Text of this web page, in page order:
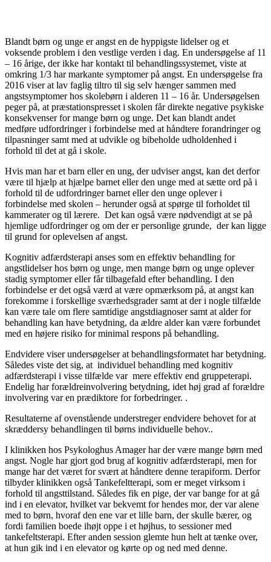
Blandt børn og unge er angst en de hyppigste lidelser og et
voksende problem i den vestlige verden i dag. En undersøgelse af 11
– 16 årige, der ikke har kontakt til behandlingssystemet, viste at
omkring 1/3 har markante symptomer på angst. En undersøgelse fra
2016 viser at lav faglig tiltro til sig selv hænger sammen med
angstsymptomer hos skolebørn i alderen 11 – 16 år. Undersøgelsen
peger på, at præstationspresset i skolen får direkte negative psykiske
konsekvenser for mange børn og unge. Det kan blandt andet
medføre udfordringer i forbindelse med at håndtere forandringer og
tilpasninger samt med at udvikle og bibeholde udholdenhed i
forhold til det at gå i skole.
Hvis man har et barn eller en ung, der udviser angst, kan det derfor
være til hjælp at hjælpe barnet eller den unge med at sætte ord på i
forhold til de udfordringer barnet eller den unge oplever i
forbindelse med skolen – herunder også at spørge til forholdet til
kammerater og til lærere. Det kan også være nødvendigt at se på
hjemlige udfordringer og om der er personlige grunde, der kan ligge
til grund for oplevelsen af angst.
Kognitiv adfærdsterapi anses som en effektiv behandling for
angstlidelser hos børn og unge, men mange børn og unge oplever
stadig symptomer eller får tilbagefald efter behandling. I den
forbindelse er det også værd at være opmærksom på, at angst kan
forekomme i forskellige sværhedsgrader samt at der i nogle tilfælde
kan være tale om flere samtidige angstdiagnoser samt at alder for
behandling kan have betydning, da ældre alder kan være forbundet
med en højere risiko for minimal respons på behandling.
Endvidere viser undersøgelser at behandlingsformatet har betydning.
Således viste det sig, at individuel behandling med kognitiv
adfærdsterapi i visse tilfælde var mere effektiv end gruppeterapi.
Endelig har forældreinvolvering betydning, idet høj grad af forældre
involvering var en prædiktore for forbedringer. .
Resultaterne af ovenstående understreger endvidere behovet for at
skræddersy behandlingen til børns individuelle behov..
I klinikken hos Psykologhus Amager har der være mange børn med
angst. Nogle har gjort god brug af kognitiv adfærdsterapi, men for
mange har det været for svært at håndtere denne terapiform. Derfor
tilbyder klinikken også Tankefeltterapi, som er meget virksom i
forhold til angsttilstand. Således fik en pige, der var bange for at gå
ind i en elevator, hvilket var bekvemt for hendes mor, der var alene
med to børn, hvoraf den ene var et lille barn, der skulle bærer, og
fordi familien boede ihøjt oppe i et højhus, to sessioner med
tankefeltsterapi. Efter anden session glemte hun helt at tænke over,
at hun gik ind i en elevator og kørte op og ned med denne.